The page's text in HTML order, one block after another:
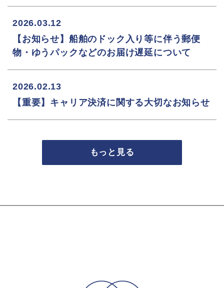
2026.03.12
【お知らせ】船舶のドック入り等に伴う郵便
物・ゆうパックなどのお届け遅延について
2026.02.13
【重要】キャリア決済に関する大切なお知らせ
もっと見る